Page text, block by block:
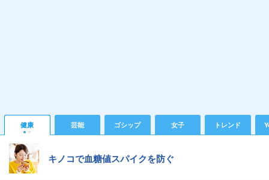
健康 芸能 ゴシップ 女子 トレンド
キノコで血糖値スパイクを防ぐ